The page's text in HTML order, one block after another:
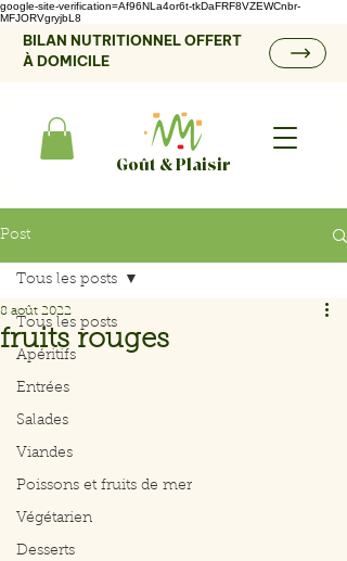
google-site-verification=Af96NLa4or6t-tkDaFRF8VZEWCnbr-
MFJORVgryjbL8
BILAN NUTRITIONNEL OFFERT
À DOMICILE
Goût & Plaisir
Post
Tous les posts
Apéritifs
Entrées
Salades
Viandes
Poissons et fruits de mer
Végétarien
Desserts
Tous les posts
fruits rouges
8 août 2022